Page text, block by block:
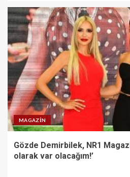
MAGAZIN
Gözde Demirbilek, NR1
olarak var olacağım!’